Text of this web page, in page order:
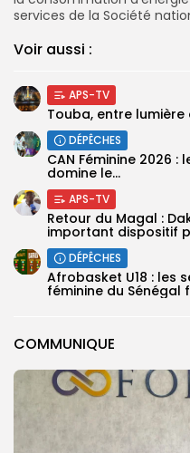
COMMUNIQUE
services de la Société
Voir aussi :
APS-TV
Touba, entre
DÉPÊCHES
‎CAN Féminine 2026
domine le...
APS-TV
Retour du Magal :
important dispositif
DÉPÊCHES
‎Afrobasket U18 : les
féminine du Sénégal